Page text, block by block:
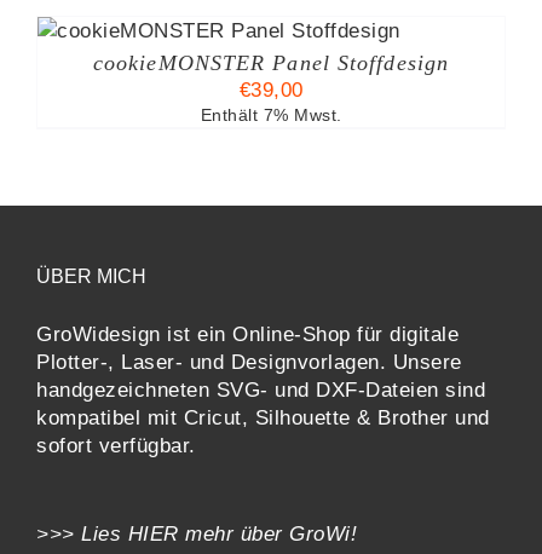
cookieMONSTER Panel Stoffdesign
€39,00
Enthält 7% Mwst.
ÜBER MICH
GroWidesign ist ein Online-Shop für digitale
Plotter-, Laser- und Designvorlagen. Unsere
handgezeichneten SVG- und DXF-Dateien sind
kompatibel mit Cricut, Silhouette & Brother und
sofort verfügbar.
>>> Lies HIER mehr über GroWi!